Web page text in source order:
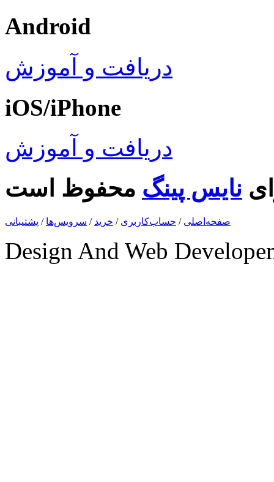
Android
دریافت و آموزش
iOS/iPhone
دریافت و آموزش
نایس پینگ
صفحه‌اصلی / حساب‌کاربری / خرید / سرویس‌ها / پشتیبانی
Design And Web